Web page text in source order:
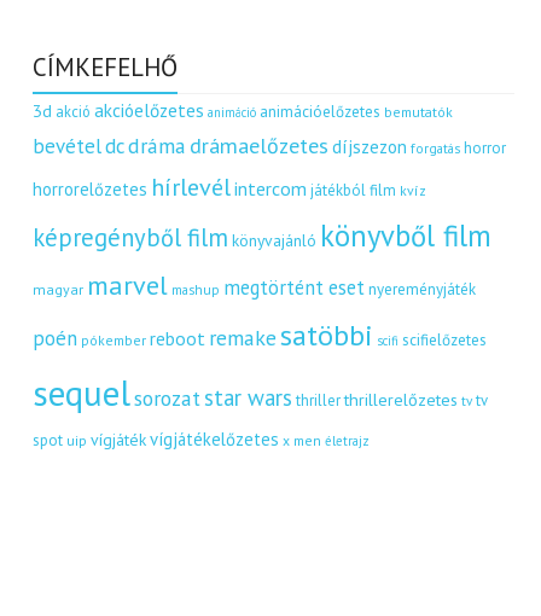
CÍMKEFELHŐ
3d akció akcióelőzetes animáció animációelőzetes bemutatók
bevételdcdráma drámaelőzetes díjszezon forgatás horror
horrorelőzetes hírlevélintercom játékból film kvíz
képregényből film könyvajánló könyvből film
magyar marvel mashup megtörtént eset nyereményjáték
poén pókember reboot remakesatöbbi scifi scifielőzetes
sequelsorozat star wars thriller thrillerelőzetes tv tv
spot uip vígjátékvígjátékelőzetes x men életrajz